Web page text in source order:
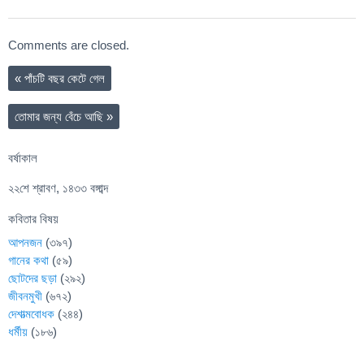
Comments are closed.
« পাঁচটি বছর কেটে গেল
তোমার জন্য বেঁচে আছি »
বর্ষাকাল
২২শে শ্রাবণ, ১৪৩৩ বঙ্গাব্দ
কবিতার বিষয়
আপনজন (৩৯৭)
গানের কথা (৫৯)
ছোটদের ছড়া (২৯২)
জীবনমুখী (৬৭২)
দেশাত্মবোধক (২৪৪)
ধর্মীয় (১৮৬)